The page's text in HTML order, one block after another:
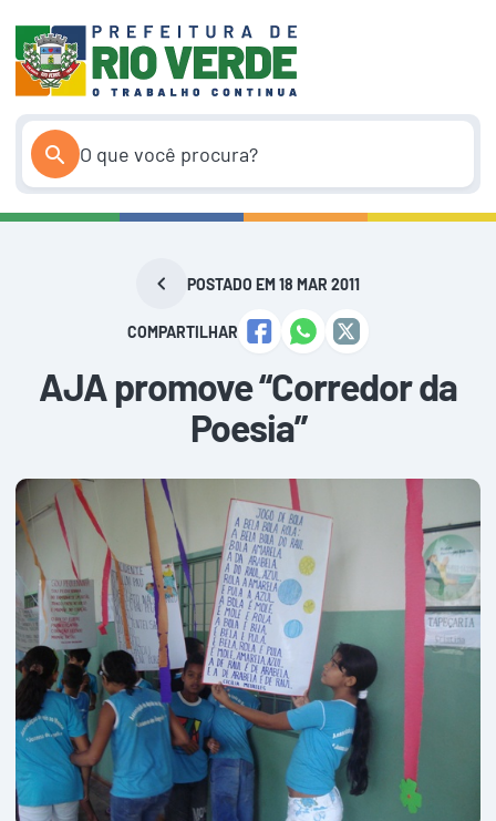
conteúdo
POSTADO EM 18 MAR 2011
COMPARTILHAR
AJA promove “Corredor da
Poesia”